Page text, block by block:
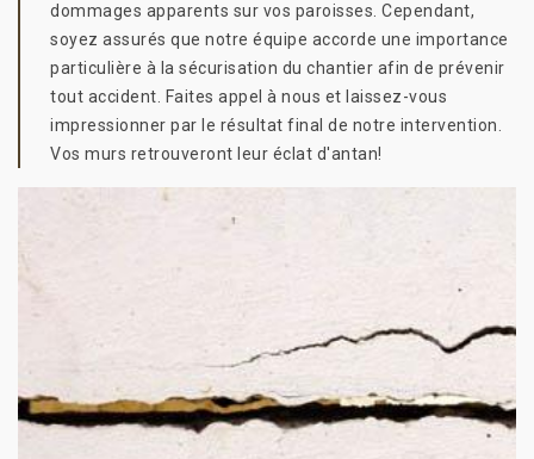
dommages apparents sur vos paroisses. Cependant,
soyez assurés que notre équipe accorde une importance
particulière à la sécurisation du chantier afin de prévenir
tout accident. Faites appel à nous et laissez-vous
impressionner par le résultat final de notre intervention.
Vos murs retrouveront leur éclat d'antan!